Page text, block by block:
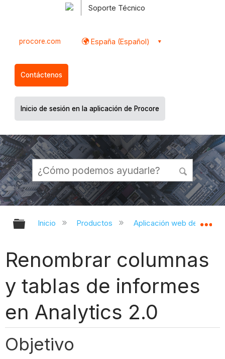
Soporte Técnico
procore.com España (Español)
Contáctenos
Inicio de sesión en la aplicación de Procore
Expandir/contraer jerarquía global
Inicio Productos Aplicación web de
Renombrar columnas
y tablas de informes
en Analytics 2.0
Objetivo